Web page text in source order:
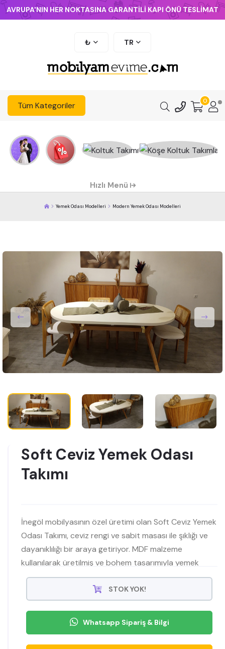
AVRUPA'NIN HER NOKTASINA GARANTİLİ KAPI ÖNÜ TESLİMAT
₺ TR
Tüm Kategoriler 0
Hızlı Menü
Yemek Odası Modelleri Modern Yemek Odası Modelleri
Soft Ceviz Yemek Odası
Takımı
İnegöl mobilyasının özel üretimi olan Soft Ceviz Yemek
Odası Takımı, ceviz rengi ve sabit masası ile şıklığı ve
dayanıklılığı bir araya getiriyor. MDF malzeme
kullanılarak üretilmiş ve bohem tasarımıyla yemek
odanıza ayrı bir hava katıyor. Mobilyamevime'de
STOK YOK!
Whatsapp Sipariş & Bilgi